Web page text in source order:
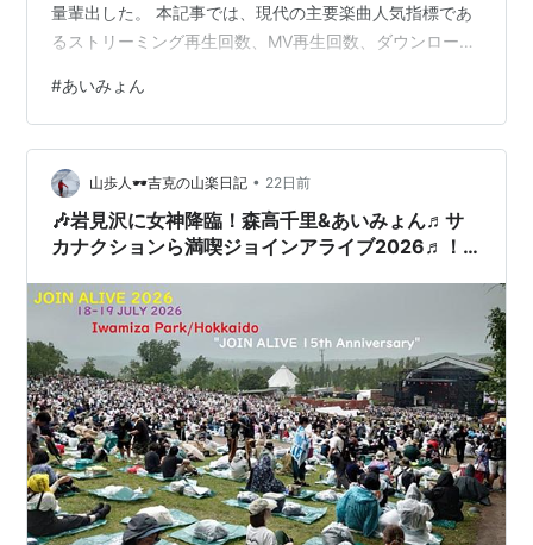
量輩出した。 本記事では、現代の主要楽曲人気指標であ
るストリーミング再生回数、MV再生回数、ダウンロード
る。当ブログ独自の計算式により作成した、あいみょん
の人気楽曲ランキングは以下のとおりである。
#あいみょん
山歩人🕶吉克の山楽日記 • 22日前
🎶岩見沢に女神降臨！森高千里&あいみょん♬サ
カナクションら満喫ジョインアライブ2026♬！